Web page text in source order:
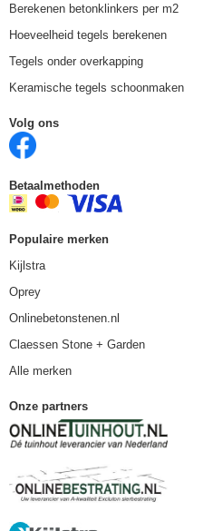
Berekenen betonklinkers per m2
Hoeveelheid tegels berekenen
Tegels onder overkapping
Keramische tegels schoonmaken
Volg ons
Betaalmethoden
Populaire merken
Kijlstra
Oprey
Onlinebetonstenen.nl
Claessen Stone + Garden
Alle merken
Onze partners